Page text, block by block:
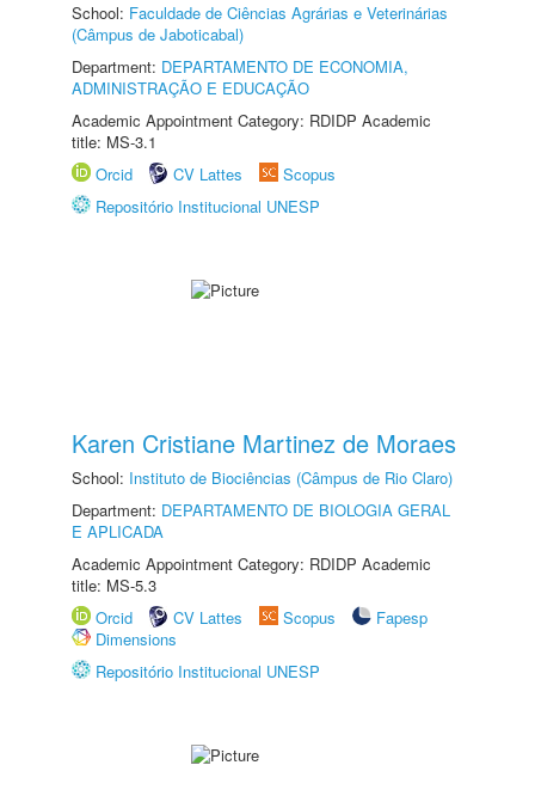
School: Faculdade de Ciências Agrárias e Veterinárias
(Câmpus de Jaboticabal)
Department: DEPARTAMENTO DE ECONOMIA,
ADMINISTRAÇÃO E EDUCAÇÃO
Academic Appointment Category: RDIDP Academic
title: MS-3.1
Orcid
CV Lattes
Scopus
Repositório Institucional UNESP
Karen Cristiane Martinez de Moraes
School: Instituto de Biociências (Câmpus de Rio Claro)
Department: DEPARTAMENTO DE BIOLOGIA GERAL
E APLICADA
Academic Appointment Category: RDIDP Academic
title: MS-5.3
Orcid
CV Lattes Scopus
Fapesp
Dimensions
Repositório Institucional UNESP